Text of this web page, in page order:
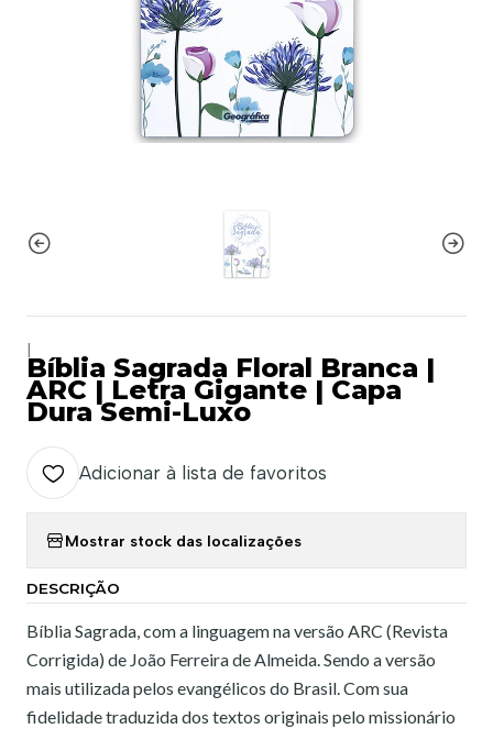
Bíblia Sagrada Floral Branca |
ARC | Letra Gigante | Capa
Dura Semi-Luxo
Adicionar à lista de favoritos
Mostrar stock das localizações
DESCRIÇÃO
Bíblia Sagrada, com a linguagem na versão ARC (Revista
Corrigida) de João Ferreira de Almeida. Sendo a versão
mais utilizada pelos evangélicos do Brasil. Com sua
fidelidade traduzida dos textos originais pelo missionário